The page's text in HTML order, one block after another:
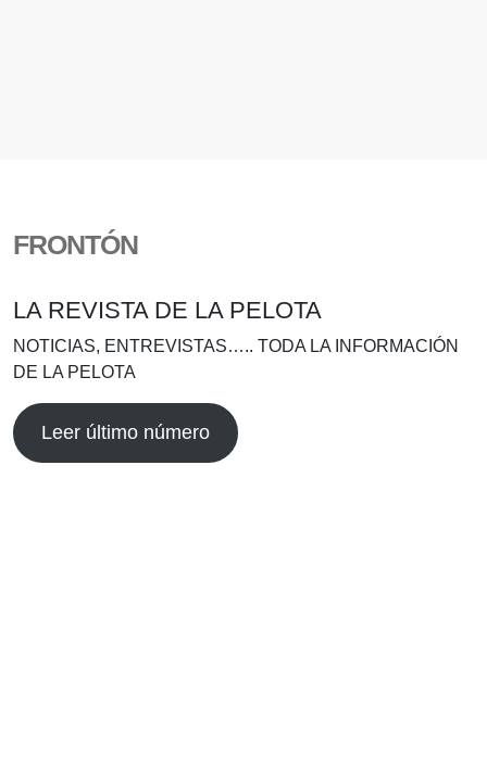
FRONTÓN
LA REVISTA DE LA PELOTA
NOTICIAS, ENTREVISTAS….. TODA LA INFORMACIÓN
DE LA PELOTA
Leer último número